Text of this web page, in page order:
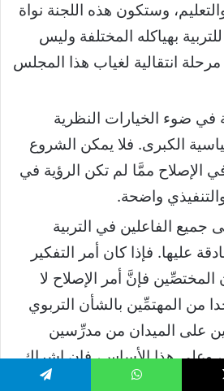
وستكون هذه اللجنة نواة
بهياكله المختلفة وليس
مرحلة انتقالية لغياب هذا المجلس
في ضوء الخيارات النظرية
الكبرى. فلا يمكن الشروع
الإصلاح ممَّا لم تكن الرؤية في
واضحة.
الفاعلين في التربية
عليها. فإذا كان أمر التفكير
فإنَّ أمر الإصلاح لا
من المهتمِّين بالشأن التربوي
على الميدان من مدرِّسين
وعلى هذا الأساس، فإن إشراك
إشراكا فعليا في الإصلاح،